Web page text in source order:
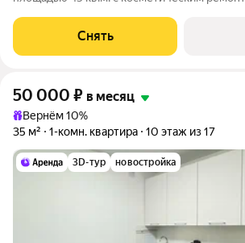
Стиральная машина Холодильник Пылесос Дом - панельный,
окна выходят во двор.
Снять
50 000 ₽ в месяц
Вернём 10%
35 м²
1-комн. квартира 10 этаж из 17
3D-тур новостройка